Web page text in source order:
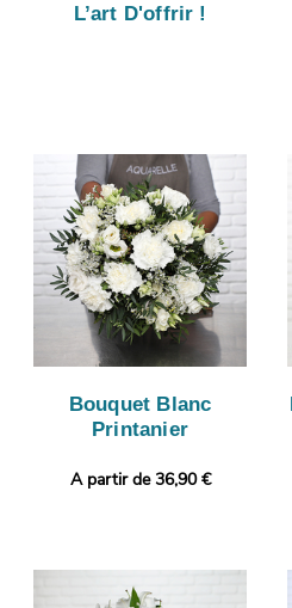
L’art D'offrir !
Bouquet Blanc
Printanier
A partir de 36,90 €